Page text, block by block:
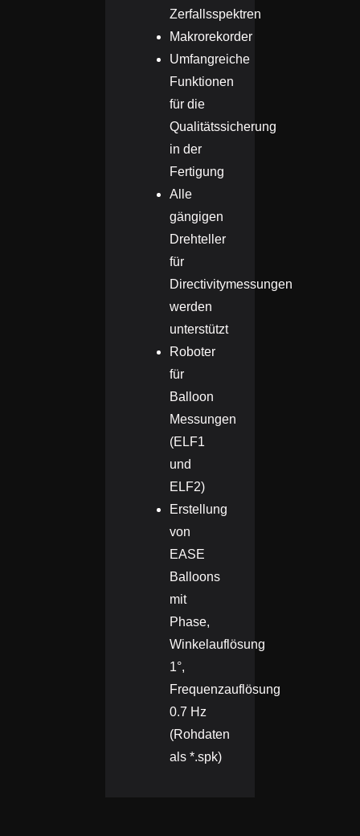
Zerfallsspektren
Makrorekorder
Umfangreiche
Funktionen
für die
Qualitätssicherung
in der
Fertigung
Alle
gängigen
Drehteller
für
Directivitymessungen
werden
unterstützt
Roboter
für
Balloon
Messungen
(ELF1
und
ELF2)
Erstellung
von
EASE
Balloons
mit
Phase,
Winkelauflösung
1°,
Frequenzauflösung
0.7 Hz
(Rohdaten
als *.spk)